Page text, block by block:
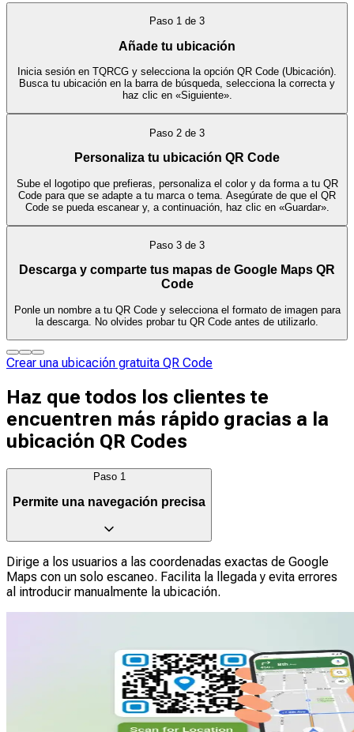
Paso 1 de 3
Añade tu ubicación
Inicia sesión en TQRCG y selecciona la opción QR Code (Ubicación).
Busca tu ubicación en la barra de búsqueda, selecciona la correcta y
haz clic en «Siguiente».
Paso 2 de 3
Personaliza tu ubicación QR Code
Sube el logotipo que prefieras, personaliza el color y da forma a tu QR
Code para que se adapte a tu marca o tema. Asegúrate de que el QR
Code se pueda escanear y, a continuación, haz clic en «Guardar».
Paso 3 de 3
Descarga y comparte tus mapas de Google Maps QR
Code
Ponle un nombre a tu QR Code y selecciona el formato de imagen para
la descarga. No olvides probar tu QR Code antes de utilizarlo.
Crear una ubicación gratuita QR Code
Haz que todos los clientes te
encuentren más rápido gracias a la
ubicación QR Codes
Paso 1
Permite una navegación precisa
Dirige a los usuarios a las coordenadas exactas de Google
Maps con un solo escaneo. Facilita la llegada y evita errores
al introducir manualmente la ubicación.